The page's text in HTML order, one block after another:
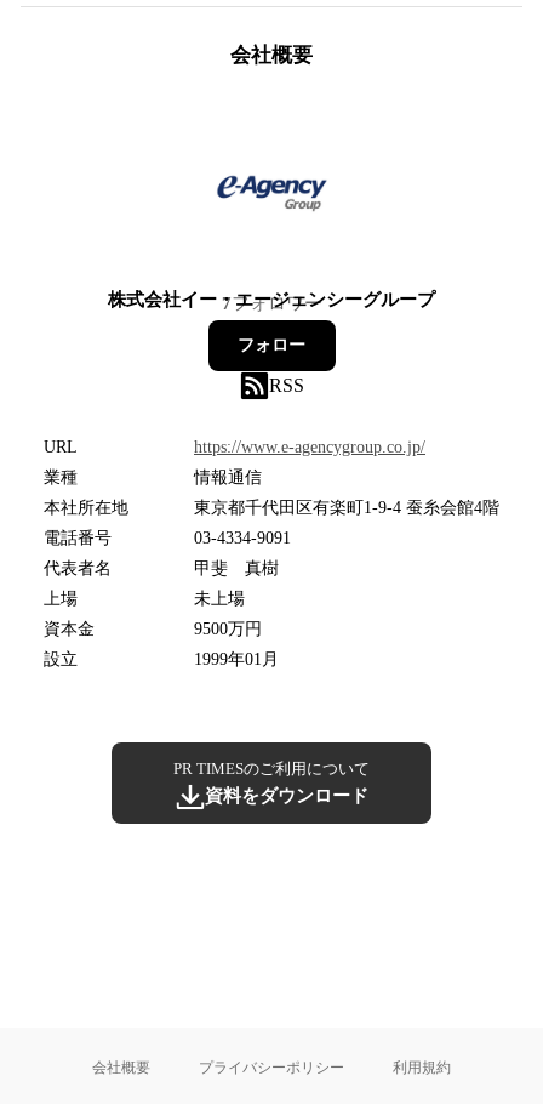
会社概要
株式会社イー・エージェンシーグループ
7フォロワー
フォロー
RSS
URL
https://www.e-agencygroup.co.jp/
業種
情報通信
本社所在地
東京都千代田区有楽町1-9-4 蚕糸会館4階
電話番号
03-4334-9091
代表者名
甲斐 真樹
上場
未上場
資本金
9500万円
設立
1999年01月
PR TIMESのご利用について
資料をダウンロード
会社概要 プライバシーポリシー 利用規約